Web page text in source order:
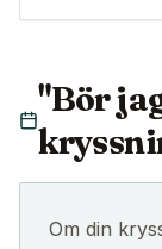
"Bör
Om din